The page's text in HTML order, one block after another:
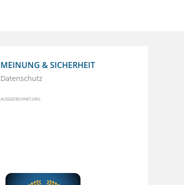
MEINUNG & SICHERHEIT
Datenschutz
AUSGEZEICHNET.ORG